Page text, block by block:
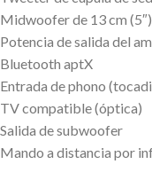
Midwoofer de 13 cm (5″)
Potencia de salida del
Bluetooth aptX
Entrada de phono
TV compatible (óptica)
Salida de subwoofer
Mando a distancia por